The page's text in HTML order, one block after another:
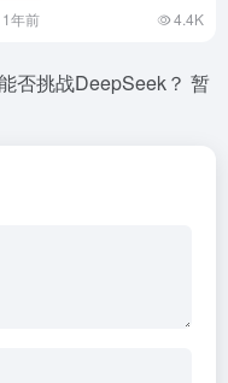
1年前 4.4K
否挑战DeepSeek？ 暂